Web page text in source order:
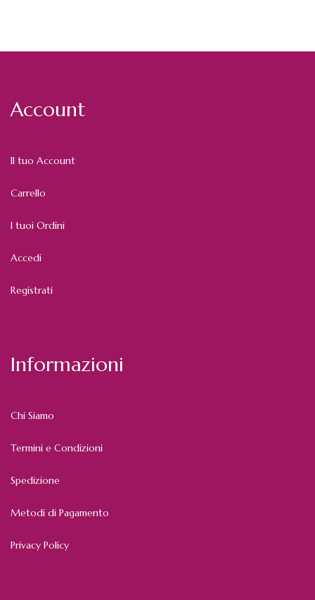
Account
Il tuo Account
Carrello
I tuoi Ordini
Accedi
Registrati
Informazioni
Chi Siamo
Termini e Condizioni
Spedizione
Metodi di Pagamento
Privacy Policy